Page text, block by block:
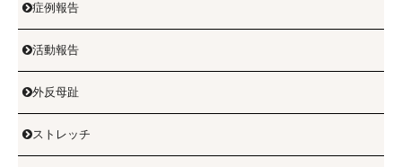
症例報告
活動報告
外反母趾
ストレッチ